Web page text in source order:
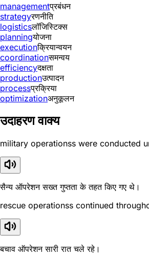
managementप्रबंधन
strategyरणनीति
logisticsलॉजिस्टिक्स
planningयोजना
executionक्रियान्वयन
coordinationसमन्वय
efficiencyदक्षता
productionउत्पादन
processप्रक्रिया
optimizationअनुकूलन
उदाहरण वाक्य
military operationss were conducted
सैन्य ऑपरेशन सख्त गुप्तता के तहत किए गए थे।
rescue operationss continued
बचाव ऑपरेशन सारी रात चले रहे।